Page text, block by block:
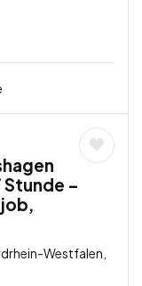
–
Westfalen,